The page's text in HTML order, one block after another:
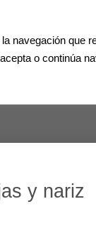
y nariz
navegación que
o continúa